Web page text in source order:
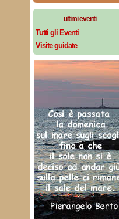
ultimi eventi
Tutti gli Eventi
Visite guidate